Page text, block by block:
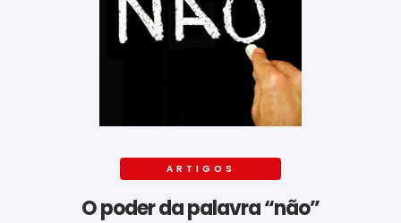
ARTIGOS
O poder da palavra “não”